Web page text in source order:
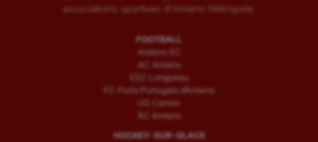
associations sportives d'Amiens Métropole.
FOOTBALL
Amiens SC
AC Amiens
ESC Longueau
FC Porto Portugais d’Amiens
US Camon
RC Amiens
HOCKEY-SUR-GLACE